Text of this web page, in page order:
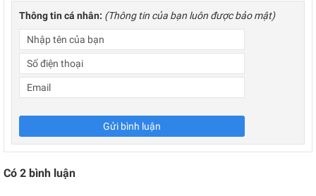
Thông tin cá nhân: (Thông tin của bạn luôn được bảo mật)
Gửi bình luận
Có 2 bình luận